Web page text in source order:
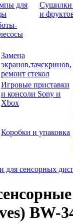
для
Сушилки
и
Замена
экранов,тачскринов,
ремонт стекол
Игровые приставки
и консоли Sony и
Xbox
Коробки и упаковка
для сенсорных
BW-